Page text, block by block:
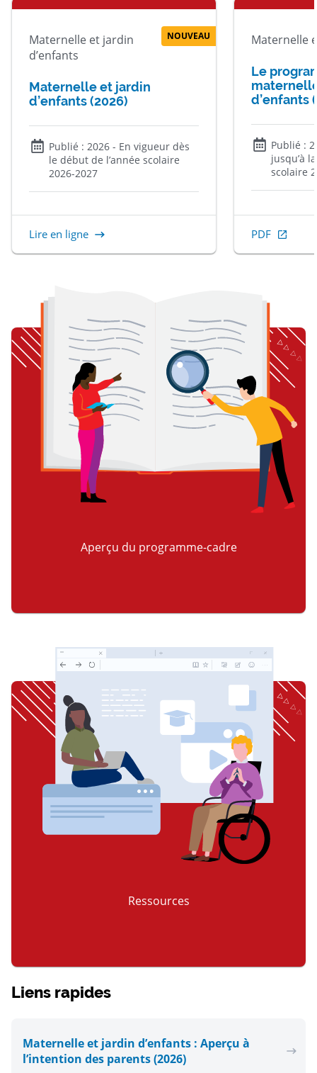
Maternelle et jardin
d’enfants
NOUVEAU
Maternelle et jardin
d’enfants (2026)
Publié : 2026 - En vigueur dès
le début de l’année scolaire
2026-2027
Lire en ligne
Maternelle
Le
d’enfants
Publié :
jusqu’à
scolaire
PDF
, Ouvrir dans
Aperçu du programme-cadre
Ressources
item 3 of 3
Liens rapides
Maternelle et jardin d’enfants : Aperçu à
l’intention des parents (2026)